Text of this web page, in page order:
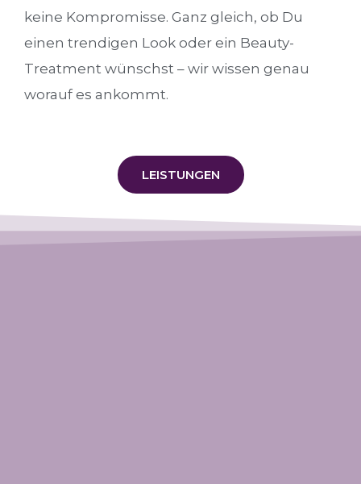
keine Kompromisse. Ganz gleich, ob Du
einen trendigen Look oder ein Beauty-
Treatment wünschst – wir wissen genau
worauf es ankommt.
LEISTUNGEN